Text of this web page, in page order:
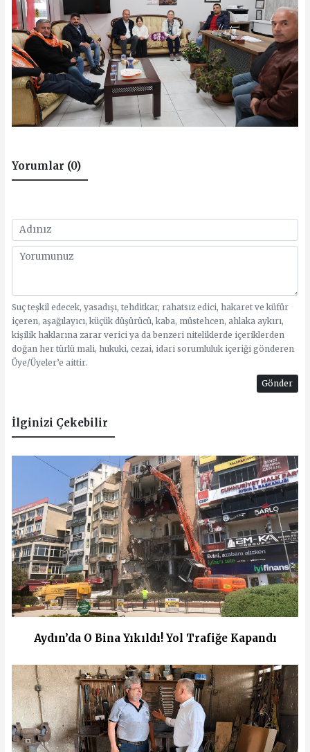
Yorumlar (0)
Suç teşkil edecek, yasadışı, tehditkar, rahatsız edici, hakaret ve küfür
içeren, aşağılayıcı, küçük düşürücü, kaba, müstehcen, ahlaka aykırı,
kişilik haklarına zarar verici ya da benzeri niteliklerde içeriklerden
doğan her türlü mali, hukuki, cezai, idari sorumluluk içeriği gönderen
Üye/Üyeler’e aittir.
Gönder
İlginizi Çekebilir
Aydın’da O Bina Yıkıldı! Yol Trafiğe Kapandı